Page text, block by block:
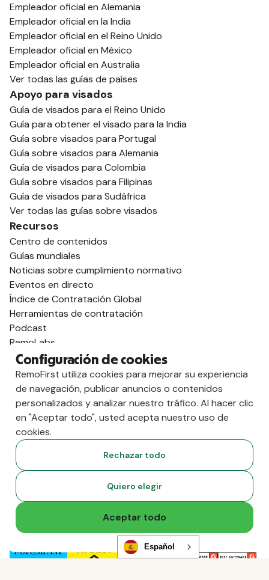
Empleador oficial en Alemania
Empleador oficial en la India
Empleador oficial en el Reino Unido
Empleador oficial en México
Empleador oficial en Australia
Ver todas las guías de países
Apoyo para visados
Guía de visados para el Reino Unido
Guía para obtener el visado para la India
Guía sobre visados para Portugal
Guía sobre visados para Alemania
Guía de visados para Colombia
Guía sobre visados para Filipinas
Guía de visados para Sudáfrica
Ver todas las guías sobre visados
Recursos
Centro de contenidos
Guías mundiales
Noticias sobre cumplimiento normativo
Eventos en directo
Índice de Contratación Global
Herramientas de contratación
Podcast
RemoLabs
Glosario mundial
Estado de la contratación global
Preguntas frecuentes
Socios
Mercado de talentos
Mercado de recursos
Programa de socios
Distribuidores asociados
Compara
contra Deel
vs. Remoto
vs. Multiplicador
Configuración de cookies
RemoFirst utiliza cookies para mejorar su experiencia
de navegación, publicar anuncios o contenidos
personalizados y analizar nuestro tráfico. Al hacer clic
en "Aceptar todo", usted acepta nuestro uso de
cookies.
Rechazar todo
Quiero elegir
Aceptar todo
Español